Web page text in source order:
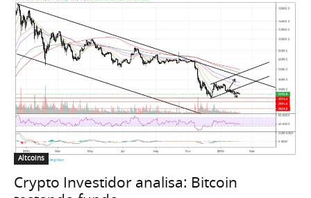
Altcoins
Crypto Investidor analisa: Bitcoin